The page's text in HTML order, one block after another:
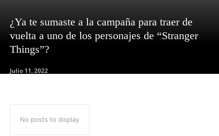
¿Ya te sumaste a la campaña para traer de
vuelta a uno de los personajes de “Stranger
Things”?
Julio 11, 2022
No posts to display